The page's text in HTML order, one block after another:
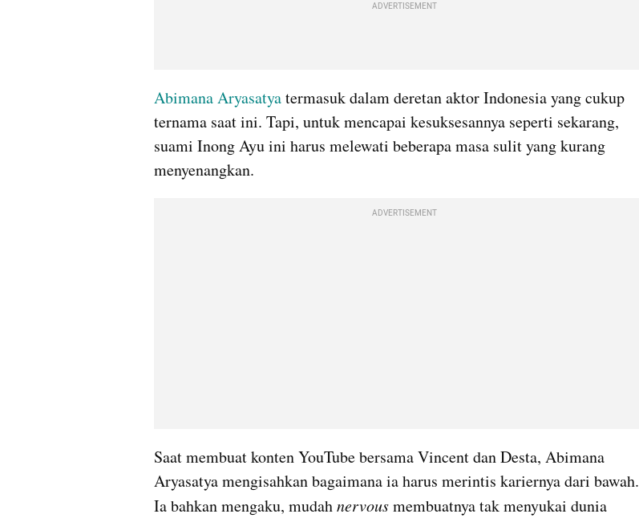
ADVERTISEMENT
Abimana Aryasatya termasuk dalam deretan aktor Indonesia yang cukup
ternama saat ini. Tapi, untuk mencapai kesuksesannya seperti sekarang,
suami Inong Ayu ini harus melewati beberapa masa sulit yang kurang
menyenangkan.
ADVERTISEMENT
Saat membuat konten YouTube bersama Vincent dan Desta, Abimana
Aryasatya mengisahkan bagaimana ia harus merintis kariernya dari bawah.
Ia bahkan mengaku, mudah nervous membuatnya tak menyukai dunia